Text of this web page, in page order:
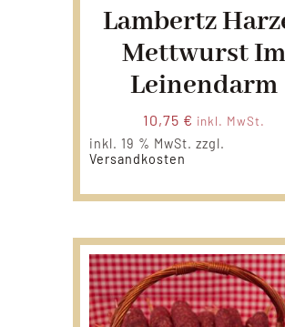
Lambertz
Mettwurst Im
Leinendarm
10,75 € inkl. MwSt.
inkl. 19 % MwSt. zzgl.
Versandkosten